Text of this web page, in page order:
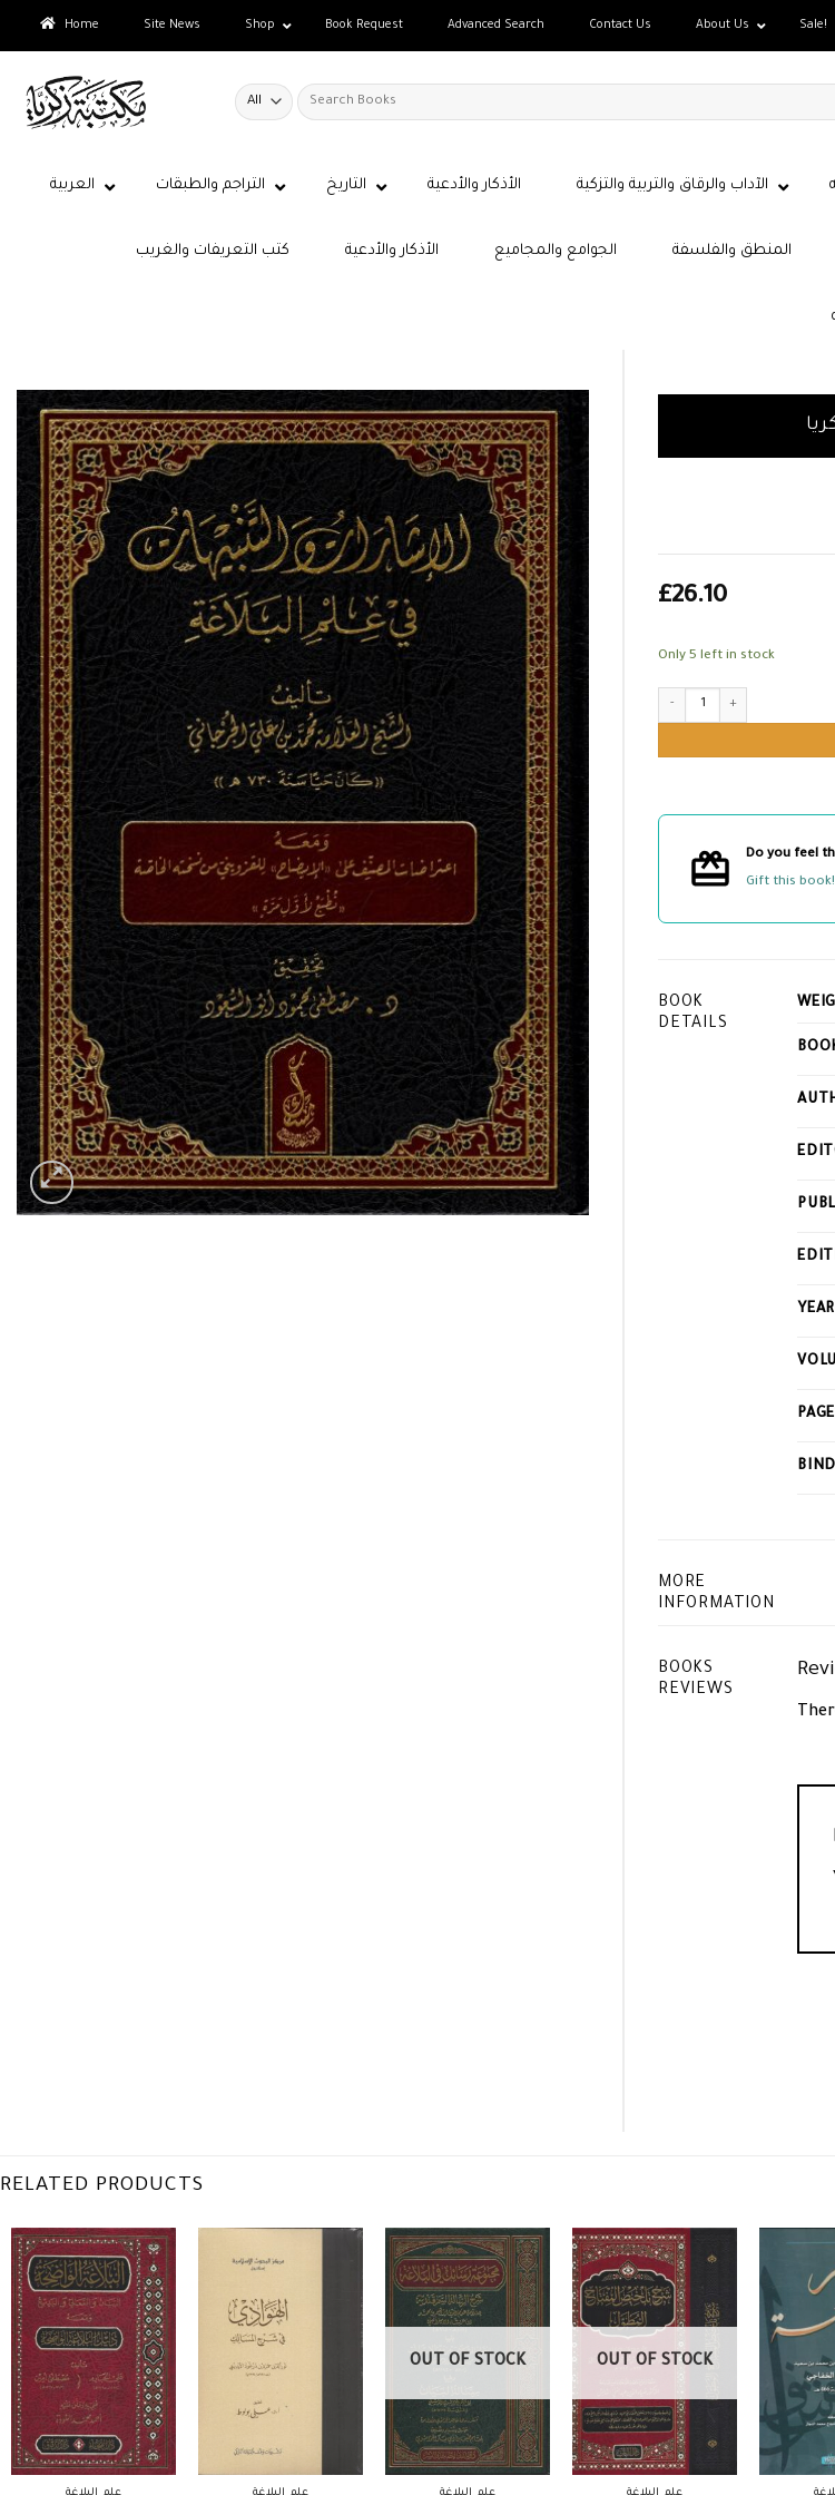
Home Site News Shop Book Request Advanced Search Contact Us About Us Sale!
Search
for:
الآداب والرقاق والتربية والتزكية الأذكار والأدعية التاريخ التراجم والطبقات العربية
كتب التعريفات والغريب الأذكار والأدعية الجوامع والمجاميع المنطق والفلسفة
£26.10
Only 5 left in stock
Do you feel
Gift this book!
BOOK
DETAILS
MORE
INFORMATION
BOOKS
REVIEWS
RELATED PRODUCTS
OUT OF STOCK OUT OF STOCK